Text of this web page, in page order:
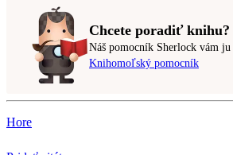
Chcete poradiť knihu?
Náš pomocník Sherlock vám
Knihomoľský pomocník
Hore